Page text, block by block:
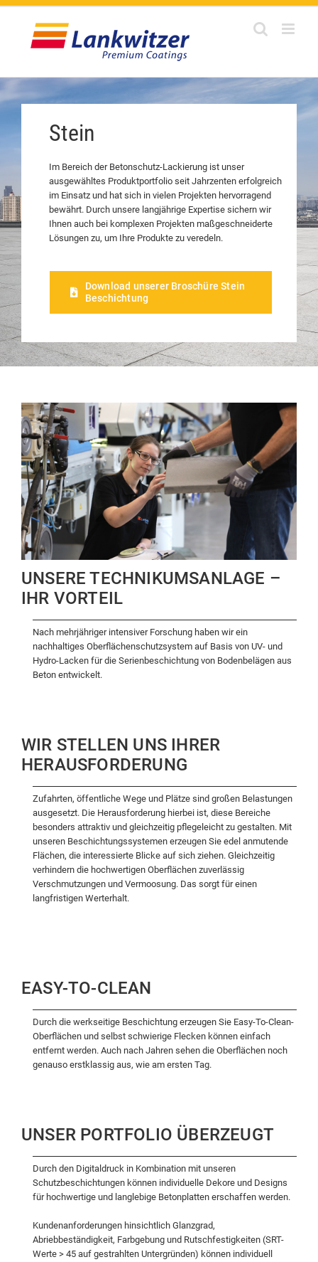
Zum
springen
Stein
Im Bereich der Betonschutz-Lackierung ist unser
ausgewähltes Produktportfolio seit Jahrzenten erfolgreich
im Einsatz und hat sich in vielen Projekten hervorragend
bewährt. Durch unsere langjährige Expertise sichern wir
Ihnen auch bei komplexen Projekten maßgeschneiderte
Lösungen zu, um Ihre Produkte zu veredeln.
Download unserer Broschüre Stein
Beschichtung
UNSERE TECHNIKUMSANLAGE –
IHR VORTEIL
Nach mehrjähriger intensiver Forschung haben wir ein
nachhaltiges Oberflächenschutzsystem auf Basis von UV- und
Hydro-Lacken für die Serienbeschichtung von Bodenbelägen aus
Beton entwickelt.
WIR STELLEN UNS IHRER
HERAUSFORDERUNG
Zufahrten, öffentliche Wege und Plätze sind großen Belastungen
ausgesetzt. Die Herausforderung hierbei ist, diese Bereiche
besonders attraktiv und gleichzeitig pflegeleicht zu gestalten. Mit
unseren Beschichtungssystemen erzeugen Sie edel anmutende
Flächen, die interessierte Blicke auf sich ziehen. Gleichzeitig
verhindern die hochwertigen Oberflächen zuverlässig
Verschmutzungen und Vermoosung. Das sorgt für einen
langfristigen Werterhalt.
EASY-TO-CLEAN
Durch die werkseitige Beschichtung erzeugen Sie Easy-To-Clean-
Oberflächen und selbst schwierige Flecken können einfach
entfernt werden. Auch nach Jahren sehen die Oberflächen noch
genauso erstklassig aus, wie am ersten Tag.
UNSER PORTFOLIO ÜBERZEUGT
Durch den Digitaldruck in Kombination mit unseren
Schutzbeschichtungen können individuelle Dekore und Designs
für hochwertige und langlebige Betonplatten erschaffen werden.
Kundenanforderungen hinsichtlich Glanzgrad,
Abriebbeständigkeit, Farbgebung und Rutschfestigkeiten (SRT-
Werte > 45 auf gestrahlten Untergründen) können individuell